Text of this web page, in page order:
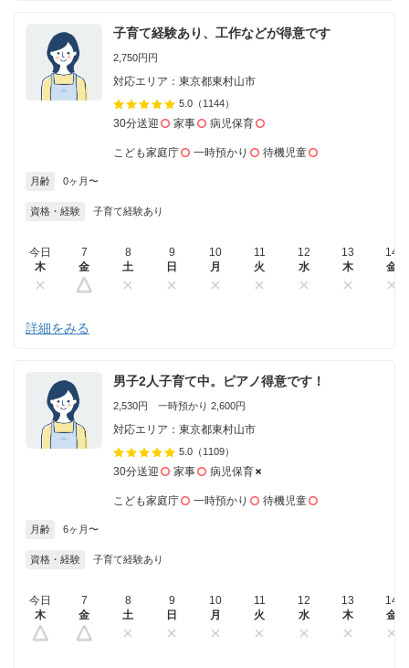
子育て経験あり、工作などが得意です
2,750円円
対応エリア：東京都東村山市
5.0 （1144）
30分送迎 家事 病児保育
こども家庭庁 一時預かり 待機児童
月齢 0ヶ月〜
資格・経験 子育て経験あり
今日
木
7
金
8
土
9
日
10
月
11
火
12
水
13
木
14
金
詳細をみる
男子2人子育て中。ピアノ得意です！
2,530円 一時預かり 2,600円
対応エリア：東京都東村山市
5.0 （1109）
30分送迎 家事 病児保育
こども家庭庁 一時預かり 待機児童
月齢 6ヶ月〜
資格・経験 子育て経験あり
今日
木
7
金
8
土
9
日
10
月
11
火
12
水
13
木
14
金